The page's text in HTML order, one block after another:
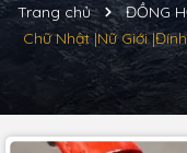
Trang chủ ĐỒNG
Chữ Nhật |Nữ Giới